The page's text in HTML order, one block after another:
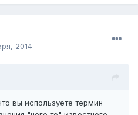
2014
вы используете термин